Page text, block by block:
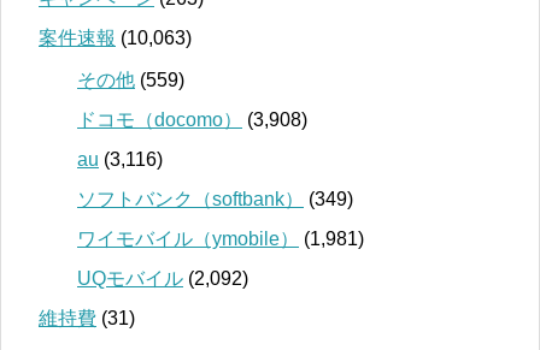
案件速報 (10,063)
その他 (559)
ドコモ（docomo）
(3,908)
au (3,116)
ソフトバンク（softbank）
(349)
ワイモバイル（ymobile）
(1,981)
UQモバイル (2,092)
維持費 (31)